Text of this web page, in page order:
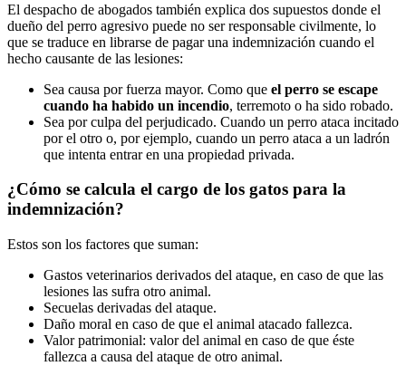
El despacho de abogados también explica dos supuestos donde el
dueño del perro agresivo puede no ser responsable civilmente, lo
que se traduce en librarse de pagar una indemnización cuando el
hecho causante de las lesiones:
Sea causa por fuerza mayor. Como que el perro se escape
cuando ha habido un incendio, terremoto o ha sido robado.
Sea por culpa del perjudicado. Cuando un perro ataca incitado
por el otro o, por ejemplo, cuando un perro ataca a un ladrón
que intenta entrar en una propiedad privada.
¿Cómo se calcula el cargo de los gatos para la
indemnización?
Estos son los factores que suman:
Gastos veterinarios derivados del ataque, en caso de que las
lesiones las sufra otro animal.
Secuelas derivadas del ataque.
Daño moral en caso de que el animal atacado fallezca.
Valor patrimonial: valor del animal en caso de que éste
fallezca a causa del ataque de otro animal.